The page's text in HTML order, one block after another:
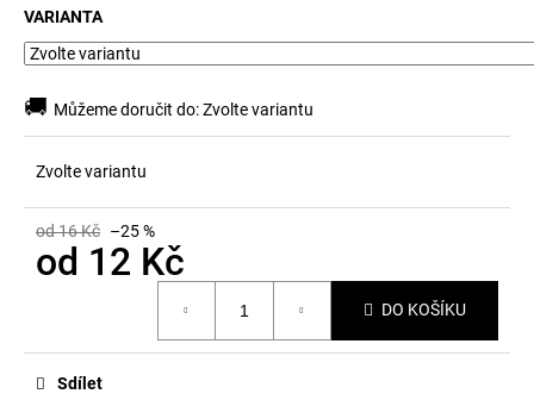
VARIANTA
🚚 Můžeme doručit do:Zvolte variantu
Zvolte variantu
od 16 Kč –25 %
od 12 Kč
DO KOŠÍKU
Sdílet
m
e